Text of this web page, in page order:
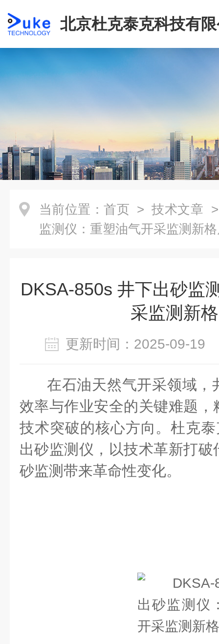
北京杜克泰克科技有
当前位置： 首页 > 技术文章
监测仪：重塑油气开采监测新
DKSA-850s 井下出砂监
采监测新
更新时间：2025-09-
在石油天然气开采领域，
效率与作业安全的关键难题
技术突破的核心方向。杜克
出砂监测仪，以技术革新打
砂监测带来革命性变化。